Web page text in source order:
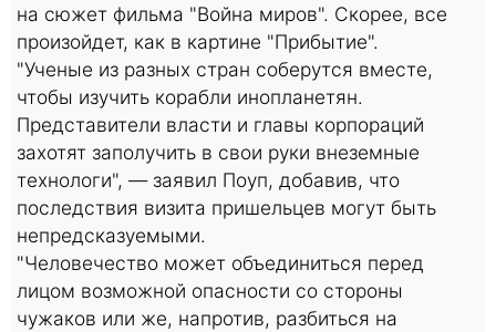
на сюжет фильма "Война миров". Скорее, все
произойдет, как в картине "Прибытие".
"Ученые из разных стран соберутся вместе,
чтобы изучить корабли инопланетян.
Представители власти и главы корпораций
захотят заполучить в свои руки внеземные
технологи", — заявил Поуп, добавив, что
последствия визита пришельцев могут быть
непредсказуемыми.
"Человечество может объединиться перед
лицом возможной опасности со стороны
чужаков или же, напротив, разбиться на